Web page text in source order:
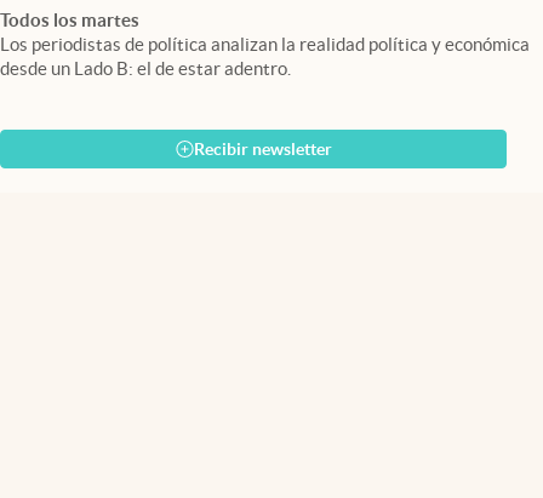
Todos los martes
Los periodistas de política analizan la realidad política y económica
desde un Lado B: el de estar adentro.
Recibir newsletter